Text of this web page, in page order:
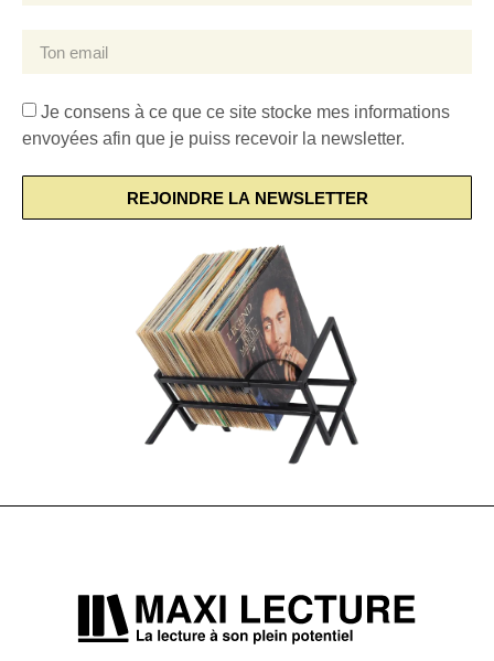
Je consens à ce que ce site stocke mes informations
envoyées afin que je puiss recevoir la newsletter.
REJOINDRE LA NEWSLETTER